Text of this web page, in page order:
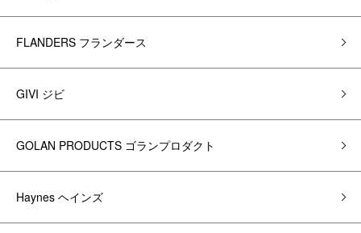
FLANDERS フランダース
GIVI ジビ
GOLAN PRODUCTS ゴランプロダクト
Haynes ヘインズ